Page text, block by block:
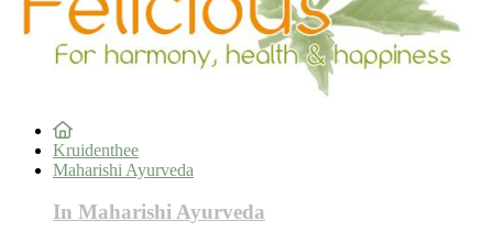
Kruidenthee
Maharishi Ayurveda
In Maharishi Ayurveda